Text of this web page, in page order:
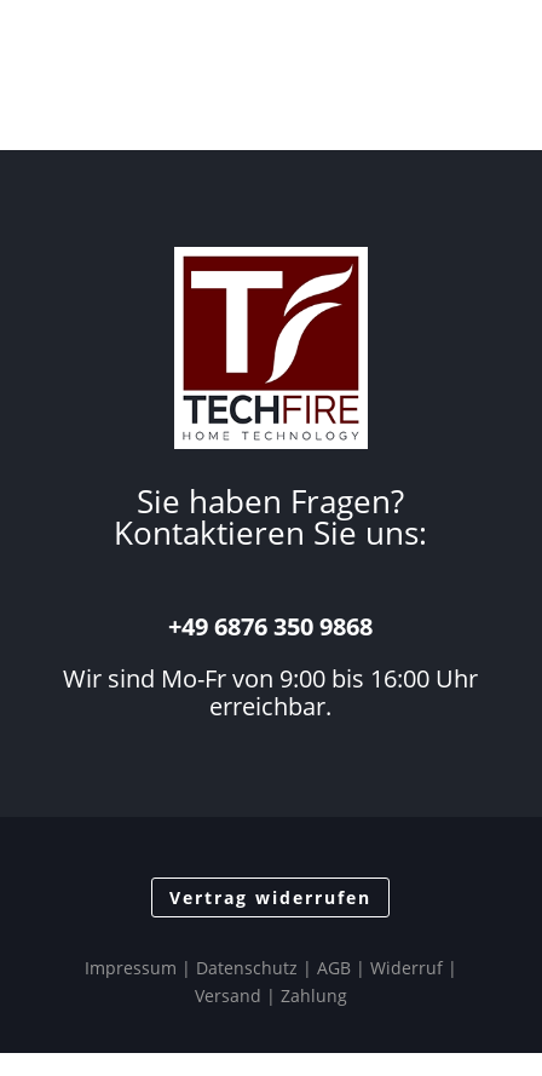
Sie haben Fragen?
Kontaktieren Sie uns:
+49 6876 350 9868
Wir sind Mo-Fr von 9:00 bis 16:00 Uhr
erreichbar.
Vertrag widerrufen
Impressum | Datenschutz | AGB | Widerruf|
Versand | Zahlung
© Techfire